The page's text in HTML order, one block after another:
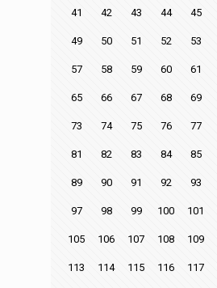
41 42 43 44 45
49 50 51 52 53
57 58 59 60 61
65 66 67 68 69
73 74 75 76 77
81 82 83 84 85
89 90 91 92 93
97 98 99 100 101
105 106 107 108 109
113 114 115 116 117